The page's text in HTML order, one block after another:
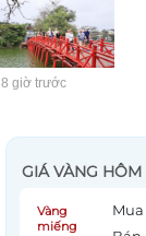
8 giờ trước